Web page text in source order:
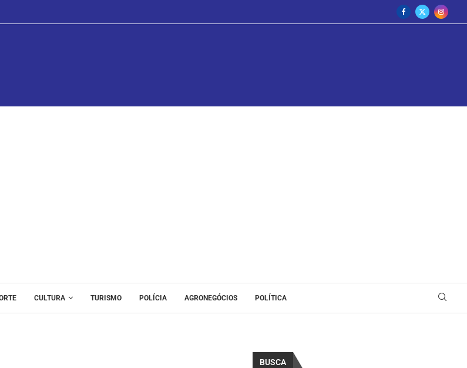
CULTURA TURISMO POLÍCIA AGRONEGÓCIOS POLÍTICA
BUSCA